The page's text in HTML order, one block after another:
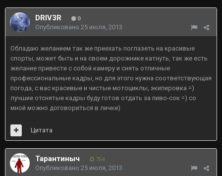
DRIV3R 0
Опубликовано 25 июля, 2013
Обладаю желанием так же приехать поглазеть на красивые
спорты, может быть и на своем дорожнике катнуть, так же есть
желание привести с собой камеру и снять отличные
профессиональные кадры, но для этого нужна соответствующая
погода, с вас красивые и чистые мотоциклы, экипировка =)
лучшие отснятые кадры буду готов отдать за пиво-сок =) со
мной можно договориться в личке)
Цитата
Тарантиныч 754
Опубликовано 25 июля, 2013